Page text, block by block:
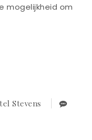
mogelijkheid om
Stevens